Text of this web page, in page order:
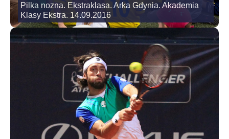
Pilka nozna. Ekstraklasa. Arka Gdynia. Akademia
Klasy Ekstra. 14.09.2016